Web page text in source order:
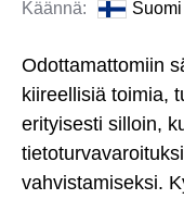
Käännä:
Suomi
Odottamattomiin
kiireellisiä toimia,
erityisesti silloin,
vahvistamiseksi.